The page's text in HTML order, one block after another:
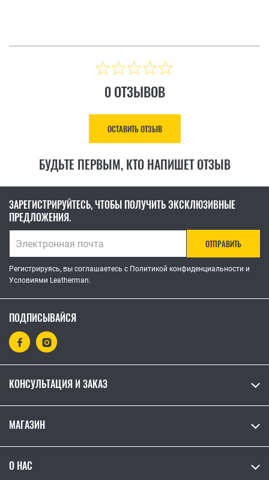
0 ОТЗЫВОВ
ОСТАВИТЬ ОТЗЫВ
БУДЬТЕ ПЕРВЫМ, КТО НАПИШЕТ ОТЗЫВ
ЗАРЕГИСТРИРУЙТЕСЬ, ЧТОБЫ ПОЛУЧИТЬ ЭКСКЛЮЗИВНЫЕ
ПРЕДЛОЖЕНИЯ.
ОТПРАВИТЬ
Регистрируясь, вы соглашаетесь с Политикой конфиденциальности и
Условиями Leatherman.
ПОДПИСЫВАЙСЯ
КОНСУЛЬТАЦИЯ И ЗАКАЗ
МАГАЗИН
О НАС